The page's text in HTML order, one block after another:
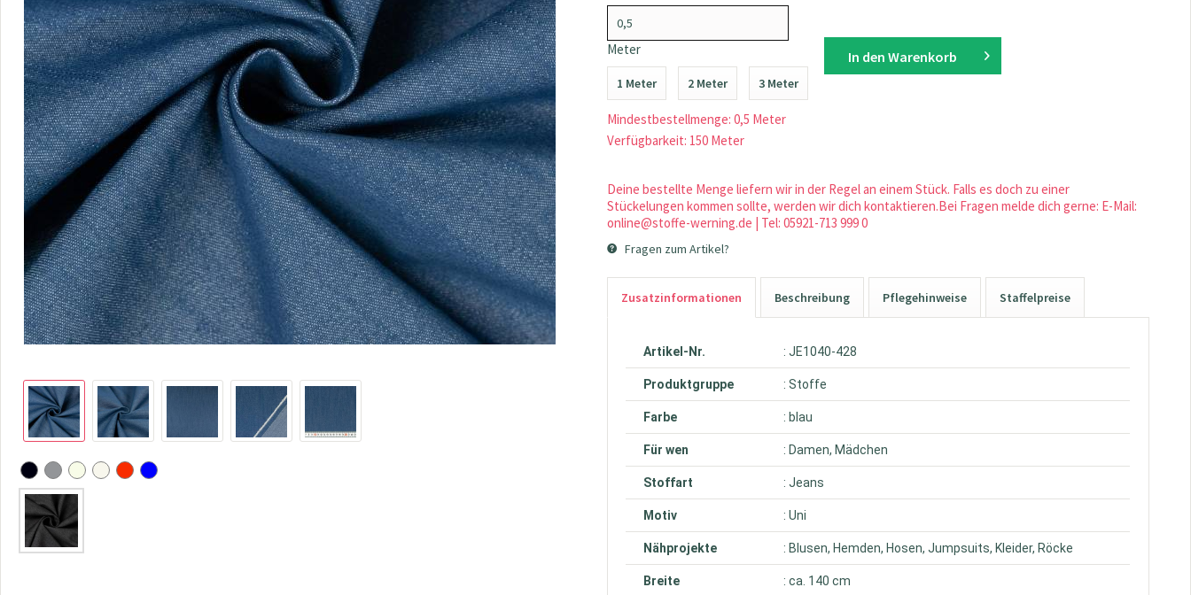
Meter
1 Meter 2 Meter 3 Meter
Mindestbestellmenge: 0,5 Meter
Verfügbarkeit: 150 Meter
In den Warenkorb
Deine bestellte Menge liefern wir in der Regel an einem Stück. Falls es doch zu einer
Stückelungen kommen sollte, werden wir dich kontaktieren.Bei Fragen melde dich gerne: E-Mail:
online@stoffe-werning.de | Tel: 05921-713 999 0
Fragen zum Artikel?
Zusatzinformationen Beschreibung Pflegehinweise Staffelpreise
Artikel-Nr. : JE1040-428
Produktgruppe : Stoffe
Farbe : blau
Für wen : Damen, Mädchen
Stoffart : Jeans
Motiv : Uni
Nähprojekte : Blusen, Hemden, Hosen, Jumpsuits, Kleider, Röcke
Breite : ca. 140 cm